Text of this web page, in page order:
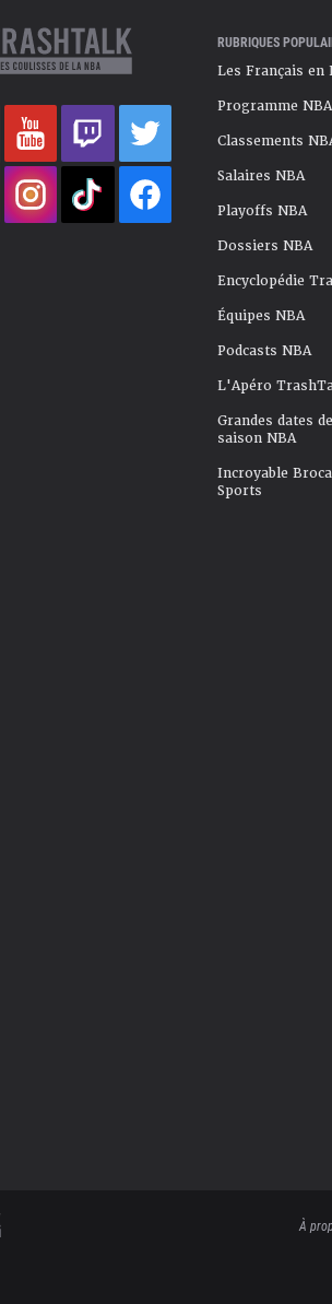
RUBRIQUES
Les Français en
Programme NBA
Classements
Salaires NBA
Playoffs NBA
Dossiers NBA
Encyclopédie
Équipes NBA
Podcasts NBA
L'Apéro
Grandes dates
saison NBA
Incroyable
Sports
À